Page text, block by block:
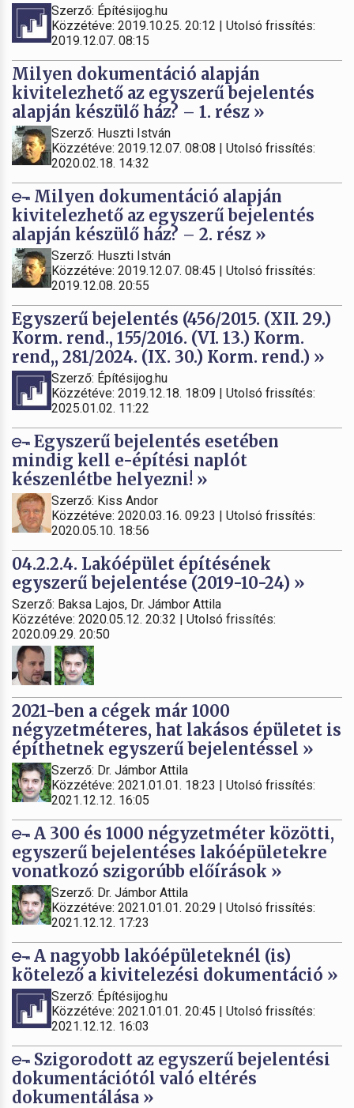
Szerző: Építésijog.hu
Közzétéve: 2019.10.25. 20:12 | Utolsó frissítés:
2019.12.07. 08:15
Milyen dokumentáció alapján
kivitelezhető az egyszerű bejelentés
alapján készülő ház? – 1. rész »
Szerző: Huszti István
Közzétéve: 2019.12.07. 08:08 | Utolsó frissítés:
2020.02.18. 14:32
Milyen dokumentáció alapján
kivitelezhető az egyszerű bejelentés
alapján készülő ház? – 2. rész »
Szerző: Huszti István
Közzétéve: 2019.12.07. 08:45 | Utolsó frissítés:
2019.12.08. 20:55
Egyszerű bejelentés (456/2015. (XII. 29.)
Korm. rend., 155/2016. (VI. 13.) Korm.
rend,, 281/2024. (IX. 30.) Korm. rend.) »
Szerző: Építésijog.hu
Közzétéve: 2019.12.18. 18:09 | Utolsó frissítés:
2025.01.02. 11:22
Egyszerű bejelentés esetében
mindig kell e-építési naplót
készenlétbe helyezni! »
Szerző: Kiss Andor
Közzétéve: 2020.03.16. 09:23 | Utolsó frissítés:
2020.05.10. 18:56
04.2.2.4. Lakóépület építésének
egyszerű bejelentése (2019-10-24) »
Szerző: Baksa Lajos, Dr. Jámbor Attila
Közzétéve: 2020.05.12. 20:32 | Utolsó frissítés:
2020.09.29. 20:50
2021-ben a cégek már 1000
négyzetméteres, hat lakásos épületet is
építhetnek egyszerű bejelentéssel »
Szerző: Dr. Jámbor Attila
Közzétéve: 2021.01.01. 18:23 | Utolsó frissítés:
2021.12.12. 16:05
A 300 és 1000 négyzetméter közötti,
egyszerű bejelentéses lakóépületekre
vonatkozó szigorúbb előírások »
Szerző: Dr. Jámbor Attila
Közzétéve: 2021.01.01. 20:29 | Utolsó frissítés:
2021.12.12. 17:23
A nagyobb lakóépületeknél (is)
kötelező a kivitelezési dokumentáció »
Szerző: Építésijog.hu
Közzétéve: 2021.01.01. 20:45 | Utolsó frissítés:
2021.12.12. 16:03
Szigorodott az egyszerű bejelentési
dokumentációtól való eltérés
dokumentálása »